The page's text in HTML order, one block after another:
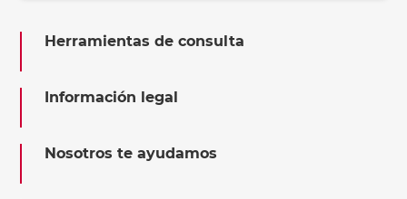
Herramientas de consulta
Información legal
Nosotros te ayudamos